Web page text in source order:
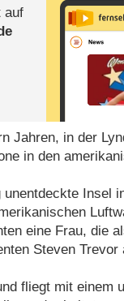
auf
Jahren, in der
in den
Insel
eine Frau, die
Steven
fliegt mit einem